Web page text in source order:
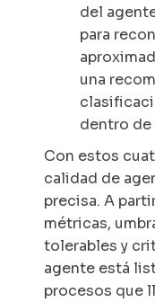
del
para
una
dentro de
Con estos
calidad de
precisa. A
métricas,
tolerables y
agente está
procesos que